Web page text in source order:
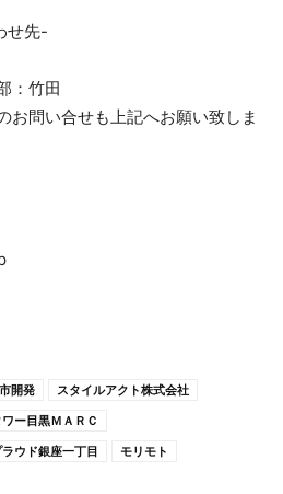
せ先-
：竹田
お問い合せも上記へお願い致しま
開発
スタイルアクト株式会社
ー目黒ＭＡＲＣ
ラウド銀座一丁目
モリモト